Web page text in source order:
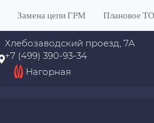
Замена цепи ГРМ Плановое ТО
Хлебозаводский проезд, 7А
+7 (499) 390-93-34
Нагорная